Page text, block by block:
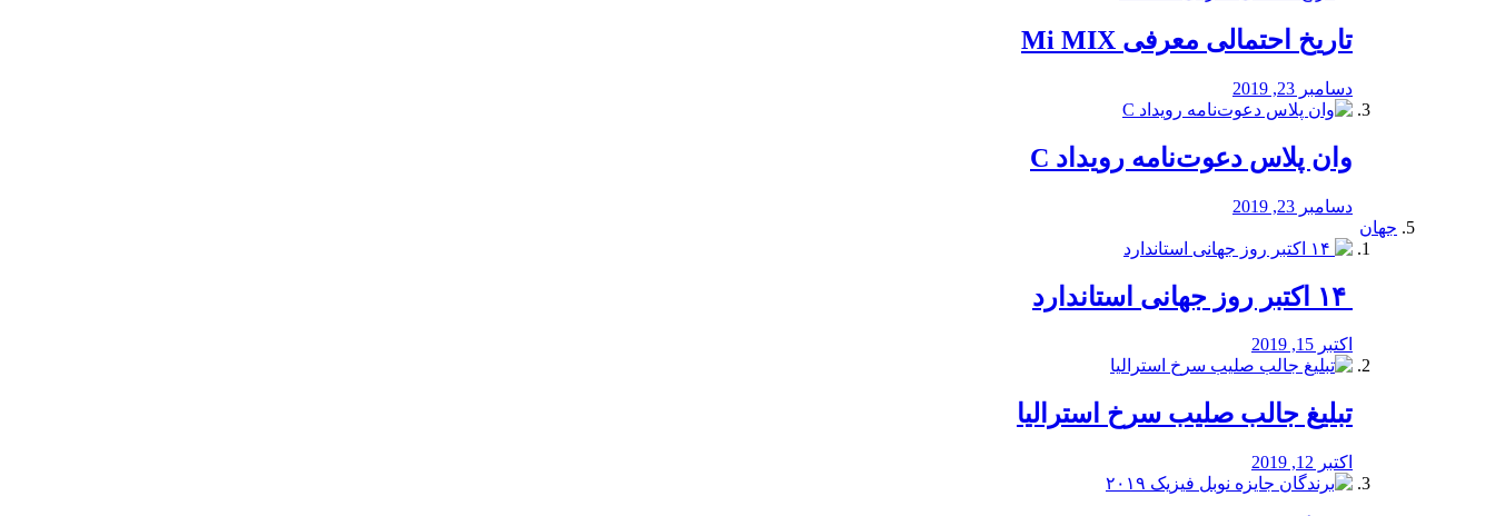
تاریخ احتمالی معرفی Mi MIX
دسامبر 23, 2019
وان پلاس دعوت‌نامه رویداد C
دسامبر 23, 2019
جهان
اکتبر 15, 2019
تبلیغ جالب صلیب سرخ استرالیا
اکتبر 12, 2019